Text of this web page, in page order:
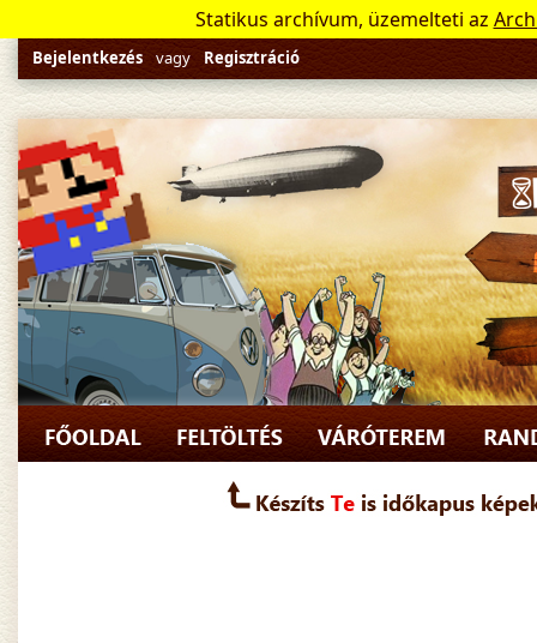
Statikus archívum, üzemelteti az
Bejelentkezés vagy Regisztráció